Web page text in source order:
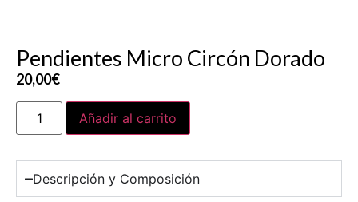
Pendientes Micro Circón Dorado
20,00€
Añadir al carrito
Descripción y Composición